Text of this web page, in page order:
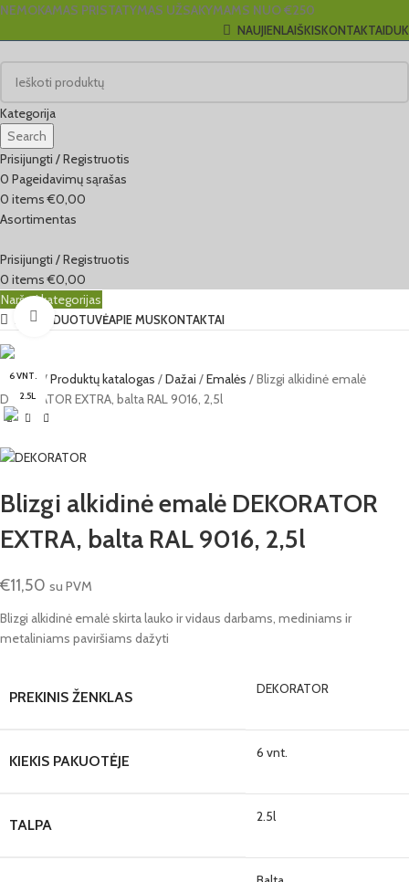
NEMOKAMAS PRISTATYMAS UŽSAKYMAMS NUO €250
NAUJIENLAIŠKISKONTAKTAIDUK
Kategorija
Search
Prisijungti / Registruotis
0 Pageidavimų sąrašas
0 items €0,00
Asortimentas
Prisijungti / Registruotis
0 items €0,00
Naršyti kategorijas
EL. PARDUOTUVĖAPIE MUSKONTAKTAI
6 VNT.
2.5L
Click to enlarge
Pradžia Produktų katalogas Dažai Emalės
Blizgi alkidinė emalė
DEKORATOR EXTRA, balta RAL 9016, 2,5l
Blizgi alkidinė emalė DEKORATOR
EXTRA, balta RAL 9016, 2,5l
€11,50 su PVM
Blizgi alkidinė emalė skirta lauko ir vidaus darbams, mediniams ir
metaliniams paviršiams dažyti
PREKINIS ŽENKLAS DEKORATOR
KIEKIS PAKUOTĖJE 6 vnt.
TALPA 2.5l